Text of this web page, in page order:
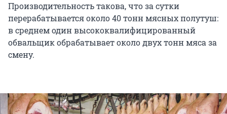
Производительность такова, что за сутки
перерабатывается около 40 тонн мясных полутуш:
в среднем один высококвалифицированный
обвальщик обрабатывает около двух тонн мяса за
смену.